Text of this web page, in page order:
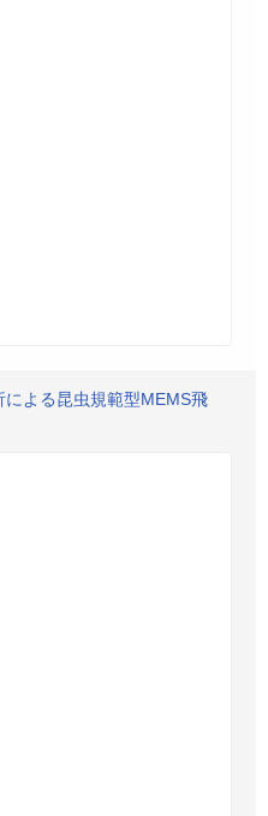
よる昆虫規範型MEMS飛